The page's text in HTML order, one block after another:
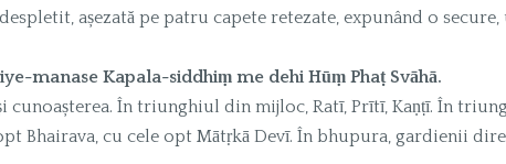
așezată pe patru capete retezate, expunând o
manase Kapala-siddhiṃ me dehi Hūṃ Phaṭ Svāhā.
În triunghiul din mijloc, Ratī, Prītī, Kaṇṭī. În
Bhairava, cu cele opt Mātṛkā Devī. În bhupura, gardienii